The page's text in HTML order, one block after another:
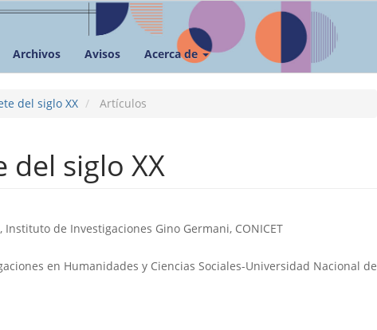
Archivos Avisos Acerca de
del siglo XX Artículos
siglo XX
de Investigaciones Gino Germani, CONICET
en Humanidades y Ciencias Sociales-Universidad Nacional de